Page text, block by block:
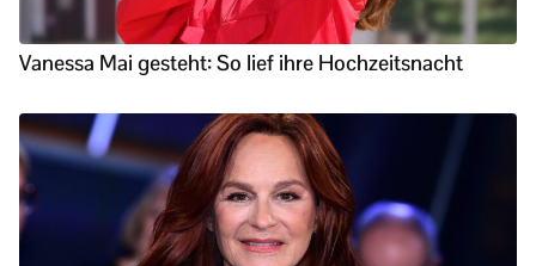
Vanessa Mai gesteht: So lief ihre Hochzeitsnacht